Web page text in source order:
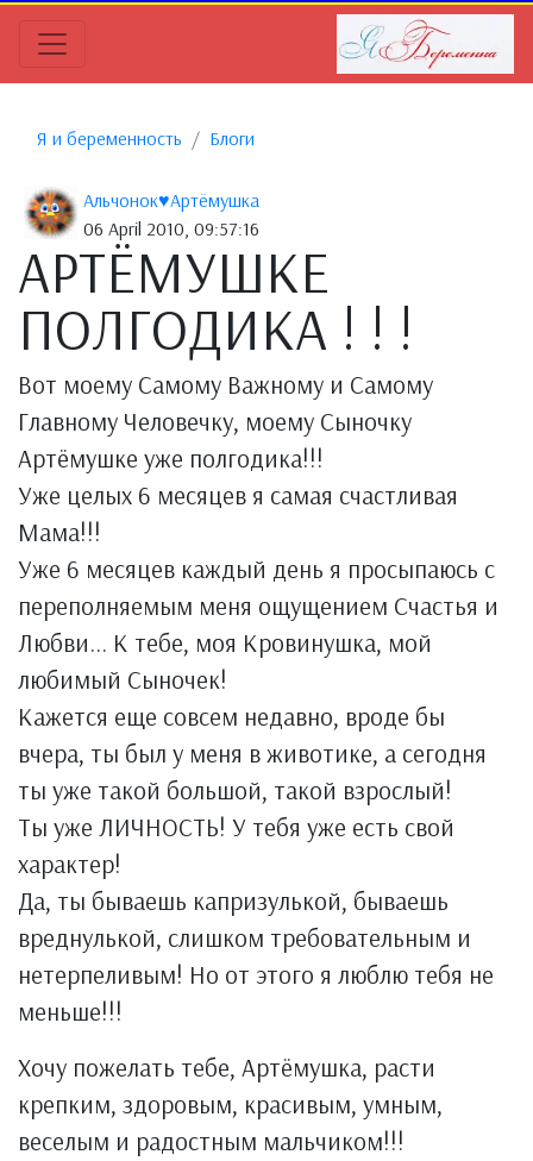
Я и беременность Блоги
Альчонок♥Артёмушка
06 April 2010, 09:57:16
АРТЁМУШКЕ
ПОЛГОДИКА ! ! !
Вот моему Самому Важному и Самому
Главному Человечку, моему Сыночку
Артёмушке уже полгодика!!!
Уже целых 6 месяцев я самая счастливая
Мама!!!
Уже 6 месяцев каждый день я просыпаюсь с
переполняемым меня ощущением Счастья и
Любви... К тебе, моя Кровинушка, мой
любимый Сыночек!
Кажется еще совсем недавно, вроде бы
вчера, ты был у меня в животике, а сегодня
ты уже такой большой, такой взрослый!
Ты уже ЛИЧНОСТЬ! У тебя уже есть свой
характер!
Да, ты бываешь капризулькой, бываешь
вреднулькой, слишком требовательным и
нетерпеливым! Но от этого я люблю тебя не
меньше!!!
Хочу пожелать тебе, Артёмушка, расти
крепким, здоровым, красивым, умным,
веселым и радостным мальчиком!!!